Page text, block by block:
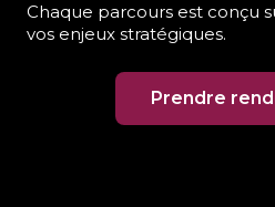
Chaque parcours est conçu
vos enjeux stratégiques.
Prendre